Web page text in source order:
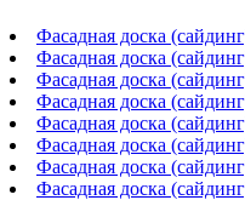
Фасадная доска
Фасадная доска
Фасадная доска
Фасадная доска
Фасадная доска
Фасадная доска
Фасадная доска
Фасадная доска